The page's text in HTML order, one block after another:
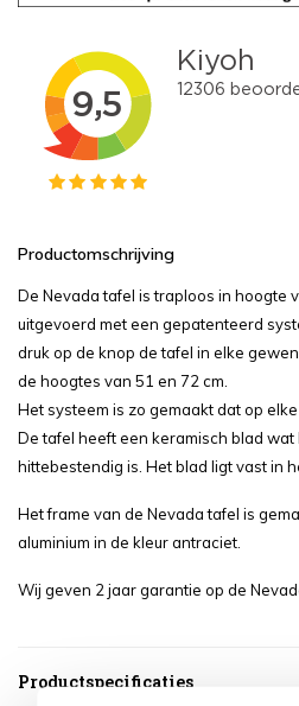
Productomschrijving
De Nevada tafel is traploos in hoogte
uitgevoerd met een gepatenteerd
druk op de knop de tafel in elke
de hoogtes van 51 en 72 cm.
Het systeem is zo gemaakt dat op
De tafel heeft een keramisch blad
hittebestendig is. Het blad ligt vast in
Het frame van de Nevada tafel is
aluminium in de kleur antraciet.
Wij geven 2 jaar garantie op de
Productspecificaties